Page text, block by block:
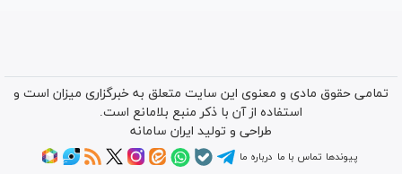
تمامی حقوق مادی و معنوی این سایت متعلق به خبرگزاری میزان است و
استفاده از آن با ذکر منبع بلامانع است.
طراحی و تولید ایران سامانه
پیوندها تماس با ما درباره ما